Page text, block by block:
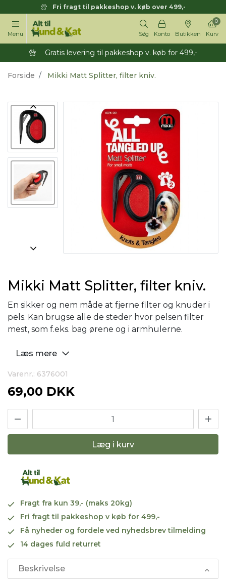
Fri fragt til pakkeshop v. køb over 499,-
Menu Søg Konto Butikken Kurv
0
Gratis levering til pakkeshop v. køb for 499,-
Forside Mikki Matt Splitter, filter kniv.
Mikki Matt Splitter, filter kniv.
En sikker og nem måde at fjerne filter og knuder i
pels. Kan brugse alle de steder hvor pelsen filter
mest, som f.eks. bag ørene og i armhulerne.
Læs mere
Varenr.: 6376001
69,00 DKK
Læg i kurv
Fragt fra kun 39,- (maks 20kg)
Fri fragt til pakkeshop v køb for 499,-
Få nyheder og fordele ved nyhedsbrev tilmelding
14 dages fuld returret
Beskrivelse